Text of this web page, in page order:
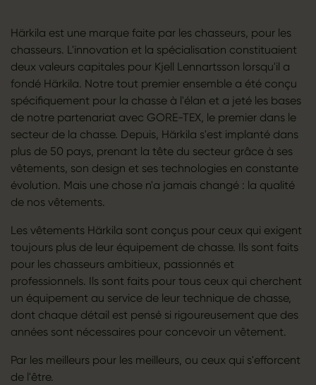
Härkila est une marque faite par les chasseurs, pour les
chasseurs. L'innovation et la spécialisation constituaient
deux valeurs capitales pour Kjell Lennartsson lorsqu'il a
fondé Härkila. Notre tout premier ensemble a été conçu
spécifiquement pour la chasse à l'élan et a jeté les bases
de notre partenariat avec GORE-TEX, le premier dans le
secteur de la chasse. Depuis, Härkila s'est implanté dans
plus de 50 pays, prenant la tête du secteur grâce à ses
vêtements, son design et ses technologies en constante
évolution. Mais une chose n'a jamais changé : la qualité
de nos vêtements.
Les vêtements Härkila sont conçus pour ceux qui exigent
toujours plus de leur équipement de chasse. Ils sont faits
pour les chasseurs ambitieux, passionnés et
professionnels. Ils sont faits pour tous ceux qui cherchent
un équipement au service de leur technique de chasse,
dont chaque détail est pensé si rigoureusement que des
années sont nécessaires pour concevoir un vêtement.
Par les meilleurs pour les meilleurs, ou ceux qui s'efforcent
de l'être.